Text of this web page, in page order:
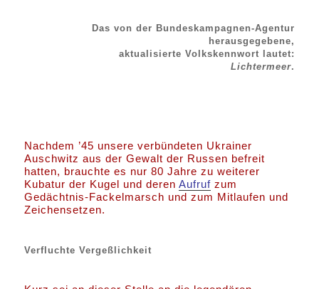
Das von der Bundeskampagnen-Agentur
herausgegebene,
aktualisierte Volkskennwort lautet:
Lichtermeer.
Nachdem ’45 unsere verbündeten Ukrainer
Auschwitz aus der Gewalt der Russen befreit
hatten, brauchte es nur 80 Jahre zu weiterer
Kubatur der Kugel und derenAufruf zum
Gedächtnis-Fackelmarsch und zum Mitlaufen und
Zeichensetzen.
Verfluchte Vergeßlichkeit